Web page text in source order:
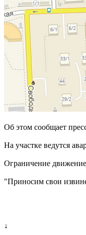
Об этом сообщает
На участке ведутся
Ограничение
"Приносим свои
↓